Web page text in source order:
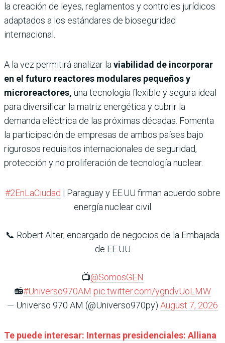
la creación de leyes, reglamentos y controles jurídicos
adaptados a los estándares de bioseguridad
internacional.
A la vez permitirá analizar la viabilidad de incorporar
en el futuro reactores modulares pequeños y
microreactores, una tecnología flexible y segura ideal
para diversificar la matriz energética y cubrir la
demanda eléctrica de las próximas décadas. Fomenta
la participación de empresas de ambos países bajo
rigurosos requisitos internacionales de seguridad,
protección y no proliferación de tecnología nuclear.
#2EnLaCiudad | Paraguay y EE.UU firman acuerdo sobre
energía nuclear civil
📞 Robert Alter, encargado de negocios de la Embajada
de EE.UU
📺@SomosGEN
📻#Universo970AM pic.twitter.com/ygndvUoLMW
— Universo 970 AM (@Universo970py) August 7, 2026
Te puede interesar: Internas presidenciales: Alliana